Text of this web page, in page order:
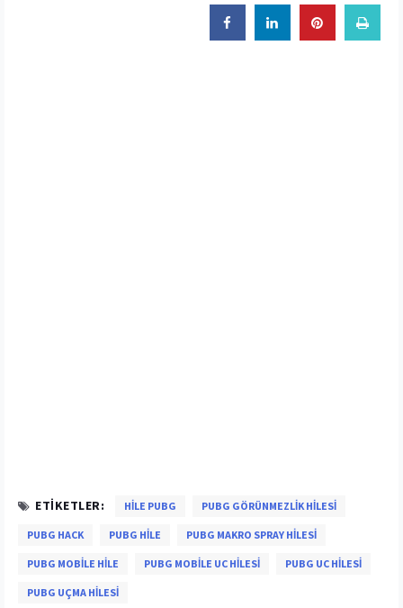
ETIKETLER: HILE PUBG PUBG GÖRÜNMEZLIK HILESI
PUBG HACK PUBG HILE PUBG MAKRO SPRAY HILESI
PUBG MOBILE HILE PUBG MOBILE UC HILESI PUBG UC HILESI
PUBG UÇMA HILESI